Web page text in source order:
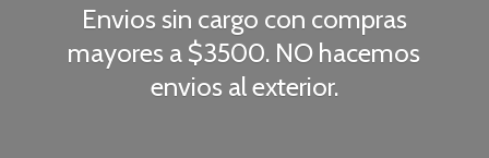
Envios sin cargo con compras
mayores a $3500. NO hacemos
envios al exterior.